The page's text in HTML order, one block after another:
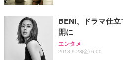
務用 おしゃれ パソコ
ANDWINT オフィスチ
ッシュ 通気性 ランバ
ス圧無段階昇降 360度
【MiniLED/24.5inch/
HOOTER Gaming
グモニター QD 24.5
アイリスオーヤマ ペ
ュラー 200枚入【
BENI、ドラマ仕
開に
エンタメ
2018.9.28(金) 6:00